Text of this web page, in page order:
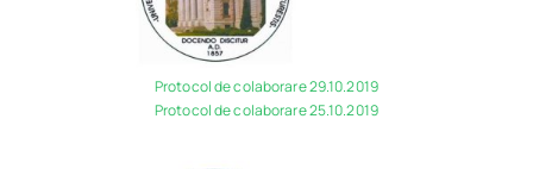
Protocol de colaborare 29.10.2019
Protocol de colaborare 25.10.2019